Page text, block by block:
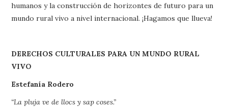
humanos y la construcción de horizontes de futuro para un
mundo rural vivo a nivel internacional. ¡Hagamos que llueva!
DERECHOS CULTURALES PARA UN MUNDO RURAL
VIVO
Estefanía Rodero
“La pluja ve de llocs y sap coses.”